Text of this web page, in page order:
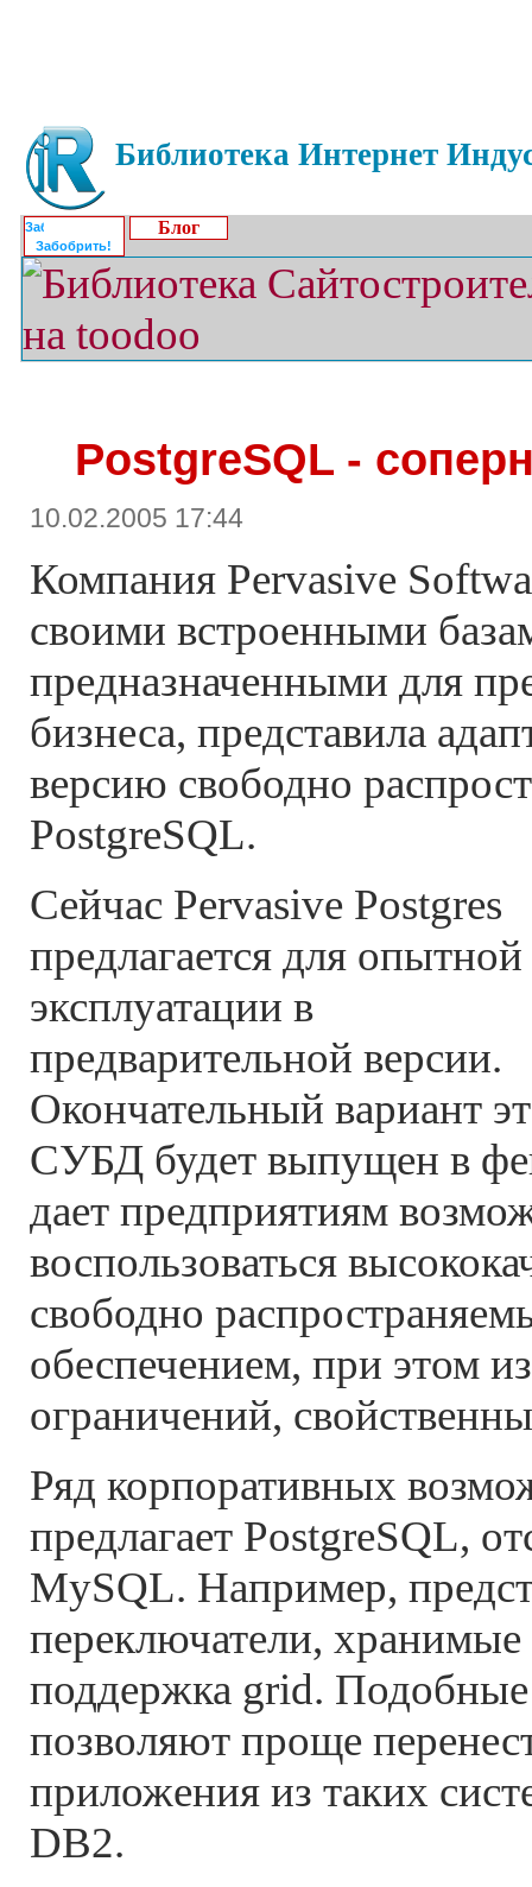
Библиотека Интернет
Забобрить!
Блог
PostgreSQL -
10.02.2005 17:44
Компания Pervasive
своими встроенными
предназначенными для
бизнеса, представила
версию свободно
PostgreSQL.
Сейчас Pervasive Postgres
предлагается для опытной
эксплуатации в
предварительной версии.
Окончательный вариант
СУБД будет выпущен в
дает предприятиям
воспользоваться
свободно
обеспечением, при этом
ограничений,
Ряд корпоративных
предлагает PostgreSQL,
MySQL. Например,
переключатели,
поддержка grid.
позволяют проще
приложения из таких
DB2.